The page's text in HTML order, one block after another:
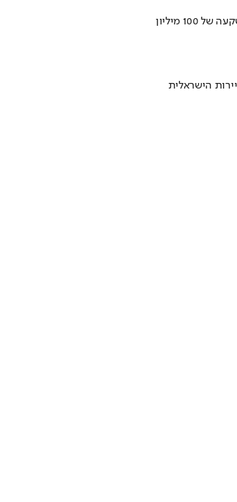
הישראלית